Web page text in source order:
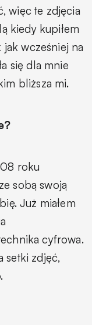
więc te zdjęcia
kiedy kupiłem
wcześniej na
się dla mnie
bliższa mi.
roku
sobą swoją
Już miałem
cyfrowa.
setki zdjęć,